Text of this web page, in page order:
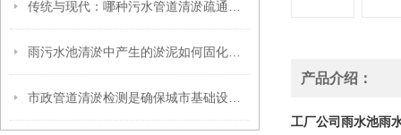
产品介绍：
工厂公司雨水池雨